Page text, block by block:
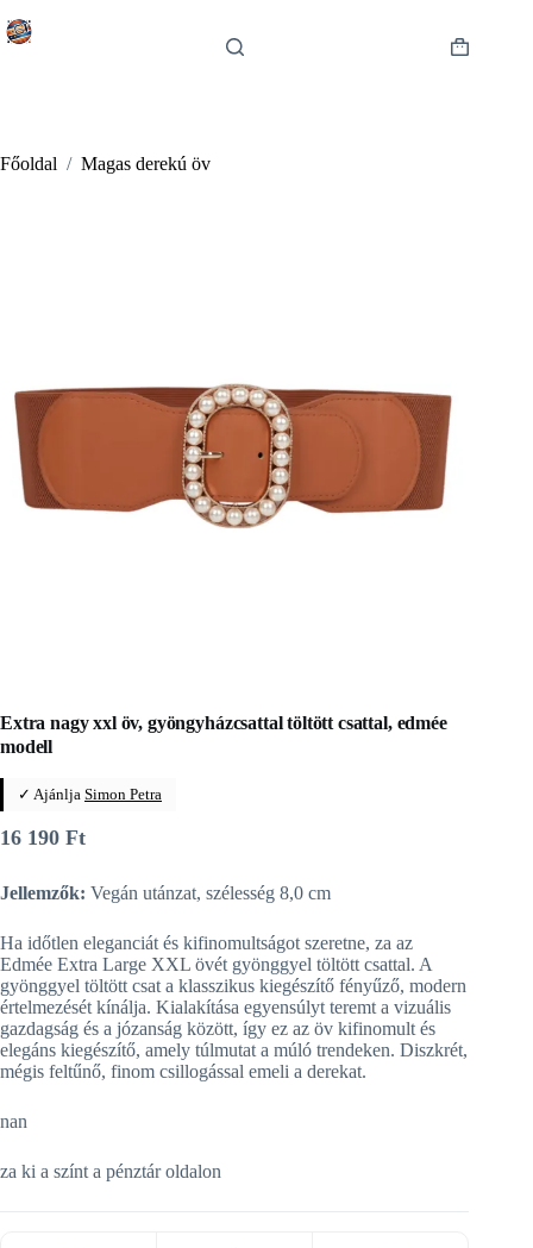
to
Shopping
Főoldal / Magas derekú öv
Extra nagy xxl öv, gyöngyházcsattal töltött csattal, edmée
modell
✓ Ajánlja Simon Petra
16 190 Ft
Jellemzők: Vegán utánzat, szélesség 8,0 cm
Ha időtlen eleganciát és kifinomultságot szeretne, za az
Edmée Extra Large XXL övét gyönggyel töltött csattal. A
gyönggyel töltött csat a klasszikus kiegészítő fényűző, modern
értelmezését kínálja. Kialakítása egyensúlyt teremt a vizuális
gazdagság és a józanság között, így ez az öv kifinomult és
elegáns kiegészítő, amely túlmutat a múló trendeken. Diszkrét,
mégis feltűnő, finom csillogással emeli a derekat.
nan
za ki a színt a pénztár oldalon